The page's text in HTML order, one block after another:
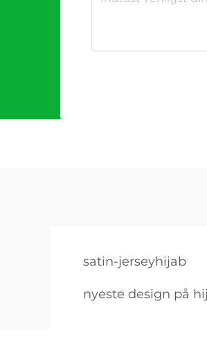
satin-jerseyhijab
nyeste design på